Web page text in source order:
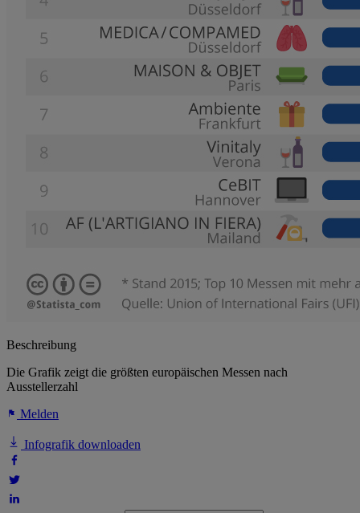
Beschreibung
Die Grafik zeigt die größten europäischen Messen nach
Ausstellerzahl
Melden
Infografik downloaden